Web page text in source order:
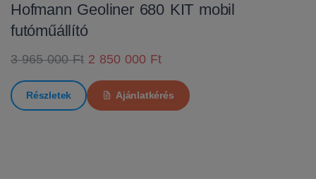
Hofmann Geoliner 680 KIT mobil
futóműállító
3 965 000 Ft 2 850 000 Ft
Részletek Ajánlatkérés